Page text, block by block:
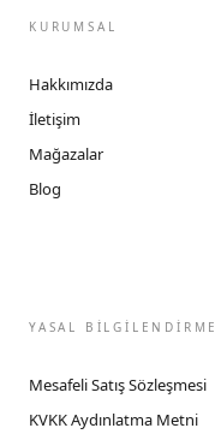
KURUMSAL
Hakkımızda
İletişim
Mağazalar
Blog
YASAL BİLGİLENDİRME
Mesafeli Satış Sözleşmesi
KVKK Aydınlatma Metni